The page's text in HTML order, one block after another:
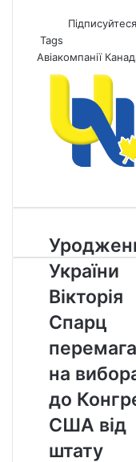
Tags
Авіакомпанії
Уродженка
України
Вікторія
Спарц
перемагає
на
виборах
до
Конгресу
від
штату
України
Вікторія
Спарц
на
до
США від
штату